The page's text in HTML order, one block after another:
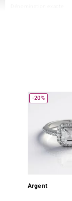
3ème pierre
Poids total en carat
0,173 ct
-20%
Argent